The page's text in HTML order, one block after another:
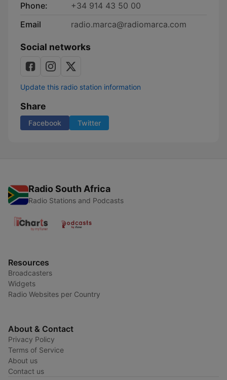
Phone:
+34 914 43 50 00
Email
radio.marca@radiomarca.com
Social networks
Update this radio station information
Share
Facebook Twitter
Radio South Africa
Radio Stations and Podcasts
Resources
Broadcasters
Widgets
Radio Websites per Country
About & Contact
Privacy Policy
Terms of Service
About us
Contact us